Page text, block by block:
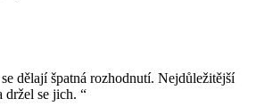
dělají špatná rozhodnutí. Nejdůležitější
držel se jich.